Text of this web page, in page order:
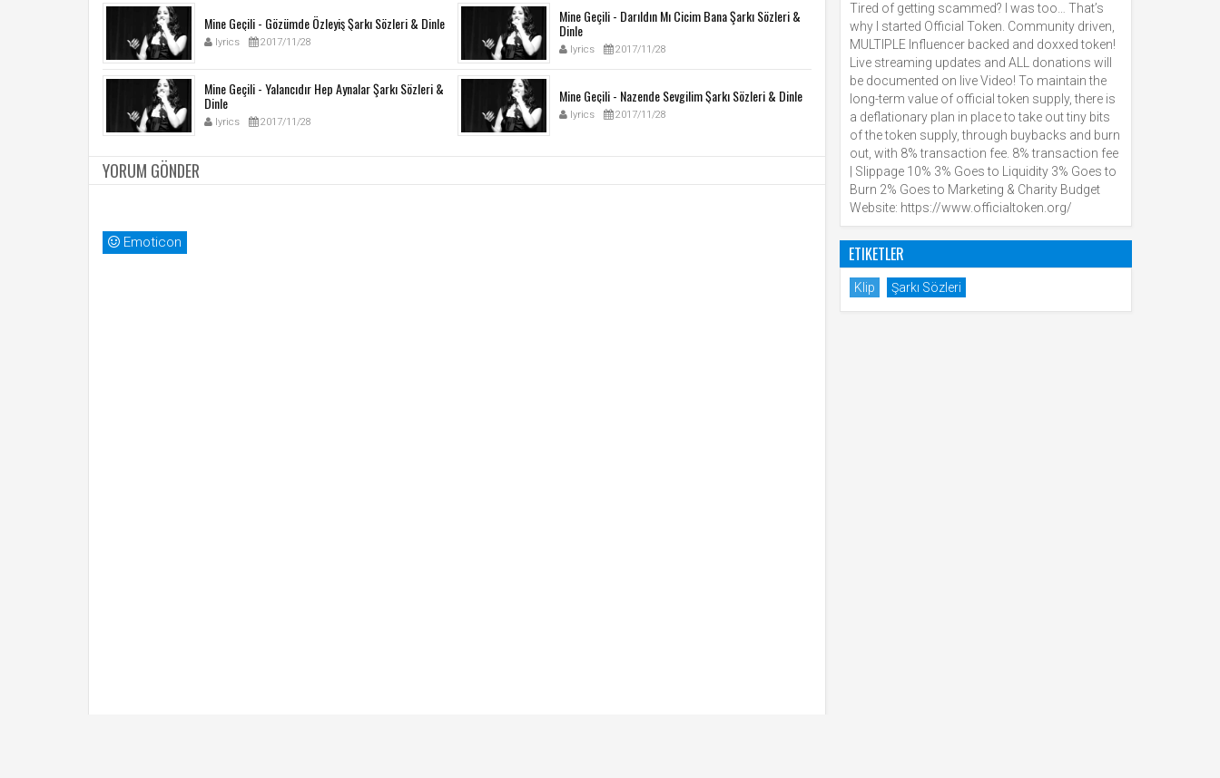
Mine Geçili - Gözümde Özleyiş Şarkı Sözleri & Dinle
lyrics 2017/11/28
Mine Geçili - Darıldın Mı Cicim Bana Şarkı Sözleri &
Dinle
lyrics 2017/11/28
Mine Geçili - Yalancıdır Hep Aynalar Şarkı Sözleri &
Dinle
lyrics 2017/11/28
Mine Geçili - Nazende Sevgilim Şarkı Sözleri & Dinle
lyrics 2017/11/28
YORUM GÖNDER
Emoticon
Tired of getting scammed? I was too… That’s
why I started Official Token. Community driven,
MULTIPLE Influencer backed and doxxed token!
Live streaming updates and ALL donations will
be documented on live Video! To maintain the
long-term value of official token supply, there is
a deflationary plan in place to take out tiny bits
of the token supply, through buybacks and burn
out, with 8% transaction fee. 8% transaction fee
| Slippage 10% 3% Goes to Liquidity 3% Goes to
Burn 2% Goes to Marketing & Charity Budget
Website: https://www.officialtoken.org/
ETIKETLER
Klip Şarkı Sözleri